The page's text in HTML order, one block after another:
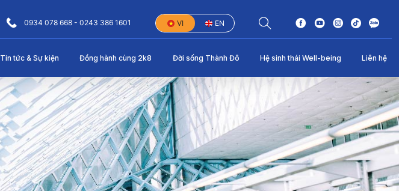
0934 078 668 - 0243 386 1601 VI EN
Tin tức & Sự kiện Đồng hành cùng 2k8 Đời sống Thành Đô Hệ sinh thái Well-being Liên hệ